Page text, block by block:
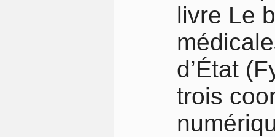
livre Le
d’État
trois